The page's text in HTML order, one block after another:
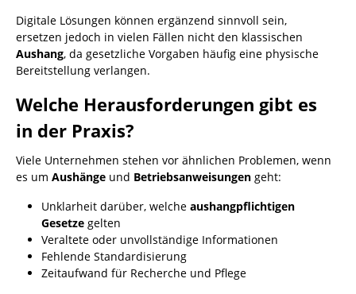
Digitale Lösungen können ergänzend sinnvoll sein,
ersetzen jedoch in vielen Fällen nicht den klassischen
Aushang, da gesetzliche Vorgaben häufig eine physische
Bereitstellung verlangen.
Welche Herausforderungen gibt es
in der Praxis?
Viele Unternehmen stehen vor ähnlichen Problemen, wenn
es um Aushänge und Betriebsanweisungen geht:
Unklarheit darüber, welche aushangpflichtigen
Gesetze gelten
Veraltete oder unvollständige Informationen
Fehlende Standardisierung
Zeitaufwand für Recherche und Pflege